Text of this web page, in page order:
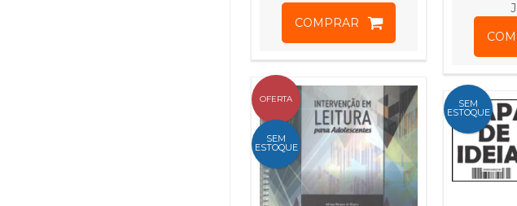
COMPRAR
OFERTA
SEM
ESTOQUE
SEM
ESTOQUE